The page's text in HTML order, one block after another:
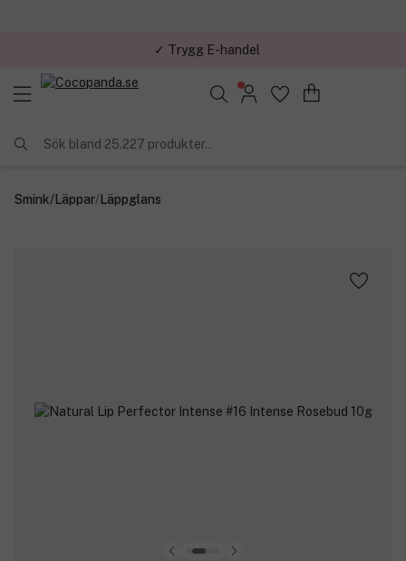
✓ Trygg E-handel
Sök bland 25.227 produkter..
Smink/Läppar/Läppglans